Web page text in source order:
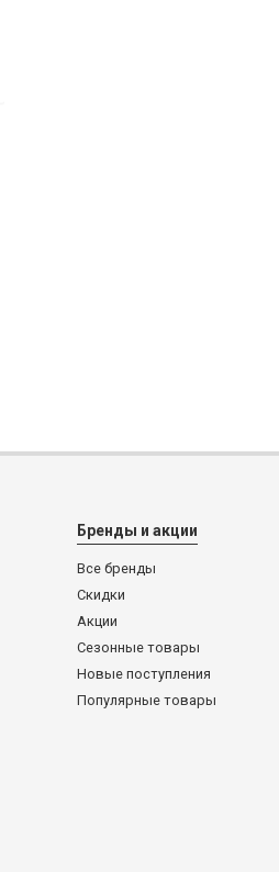
Бренды и акции
Все бренды
Скидки
Акции
Сезонные товары
Новые поступления
Популярные товары